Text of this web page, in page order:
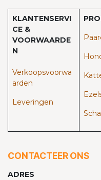
KLANTENSERVI
CE &
VOORWAARDE
N
Verkoopsvoorwa
arden
Leveringen
CONTACTEER ONS
ADRES